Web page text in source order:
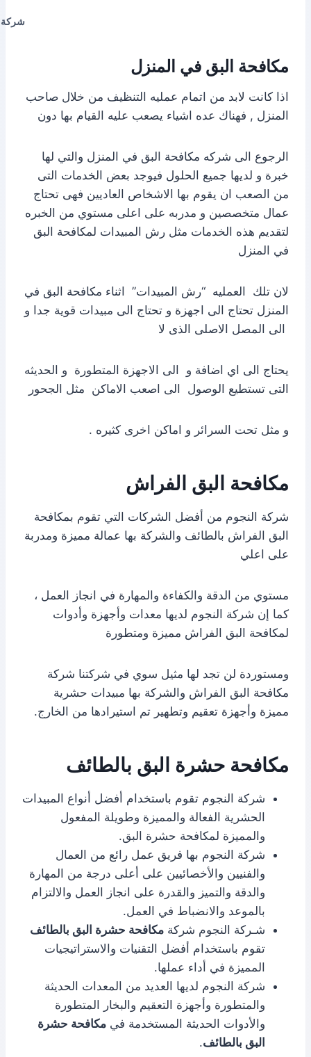
شركة
مكافحة البق في المنزل
اذا كانت لابد من اتمام عمليه التنظيف من خلال صاحب
المنزل , فهناك عده اشياء يصعب عليه القيام بها دون
الرجوع الى شركه مكافحة البق في المنزل والتي لها
خبرة و لديها جميع الحلول فيوجد بعض الخدمات التى
من الصعب ان يقوم بها الاشخاص العاديين فهى تحتاج
عمال متخصصين و مدربه على اعلى مستوي من الخبره
لتقديم هذه الخدمات مثل رش المبيدات لمكافحة البق
في المنزل
لان تلك العمليه “رش المبيدات” اثناء مكافحة البق في
المنزل تحتاج الى اجهزة و تحتاج الى مبيدات قوية جدا و
الى المصل الاصلى الذى لا
يحتاج الى اي اضافة و الى الاجهزة المتطورة و الحديثه
التى تستطيع الوصول الى اصعب الاماكن مثل الجحور
و مثل تحت السرائر و اماكن اخرى كثيره .
مكافحة البق الفراش
شركة النجوم من أفضل الشركات التي تقوم بمكافحة
البق الفراش بالطائف والشركة بها عمالة مميزة ومدربة
على اعلي
مستوي من الدقة والكفاءة والمهارة في انجاز العمل ،
كما إن شركة النجوم لديها معدات وأجهزة وأدوات
لمكافحة البق الفراش مميزة ومتطورة
ومستوردة لن تجد لها مثيل سوي في شركتنا شركة
مكافحة البق الفراش والشركة بها مبيدات حشرية
مميزة وأجهزة تعقيم وتطهير تم استيرادها من الخارج.
مكافحة حشرة البق بالطائف
شركة النجوم تقوم باستخدام أفضل أنواع المبيدات
الحشرية الفعالة والمميزة وطويلة المفعول
والمميزة لمكافحة حشرة البق.
شركة النجوم بها فريق عمل رائع من العمال
والفنيين والأخصائيين على أعلى درجة من المهارة
والدقة والتميز والقدرة على انجاز العمل والالتزام
بالموعد والانضباط في العمل.
شـركة النجوم شركة مكافحة حشرة البق بالطائف
تقوم باستخدام أفضل التقنيات والاستراتيجيات
المميزة في أداء عملها.
شركة النجوم لديها العديد من المعدات الحديثة
والمتطورة وأجهزة التعقيم والبخار المتطورة
والأدوات الحديثة المستخدمة في مكافحة حشرة
البق بالطائف.